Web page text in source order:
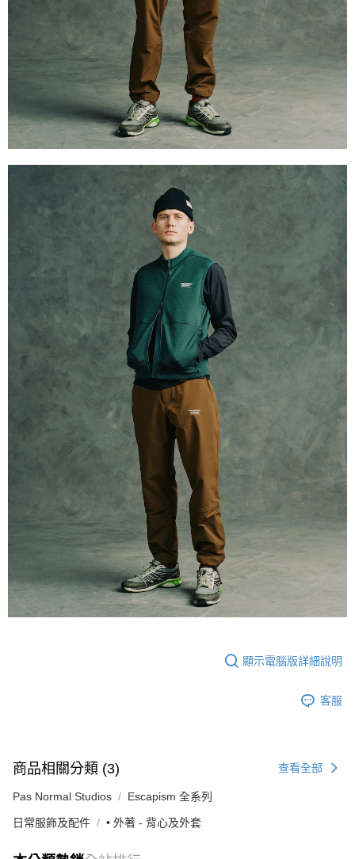
顯示電腦版詳細說明
客服
商品相關分類 (3) 查看全部
Pas Normal Studios Escapism 全系列
日常服飾及配件 • 外著 - 背心及外套